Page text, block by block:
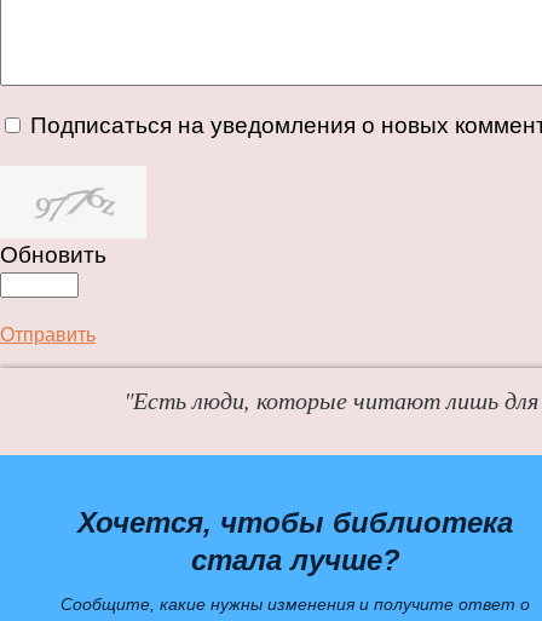
Подписаться на уведомления о новых
Обновить
Отправить
"Есть люди, которые читают лишь
Хочется, чтобы библиотека
стала лучше?
Сообщите, какие нужны изменения и получите ответ о